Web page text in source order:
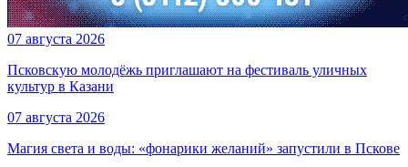
07 августа 2026
Псковскую молодёжь приглашают на фестиваль уличных
культур в Казани
07 августа 2026
Магия света и воды: «фонарики желаний» запустили в Пскове